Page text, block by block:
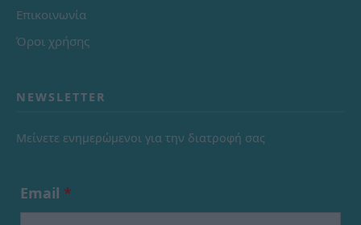
Επικοινωνία
Όροι χρήσης
NEWSLETTER
Μείνετε ενημερώμενοι για την διατροφή σας
Email *